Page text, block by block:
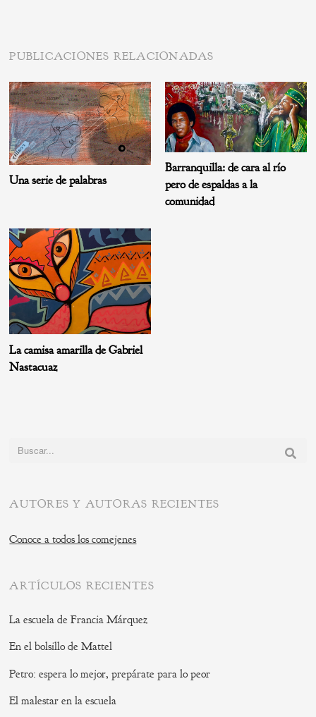
PUBLICACIONES RELACIONADAS
Una serie de palabras
Barranquilla: de cara al río
pero de espaldas a la
comunidad
La camisa amarilla de Gabriel
Nastacuaz
Buscar:
AUTORES Y AUTORAS RECIENTES
Conoce a todos los comejenes
ARTÍCULOS RECIENTES
La escuela de Francia Márquez
En el bolsillo de Mattel
Petro: espera lo mejor, prepárate para lo peor
El malestar en la escuela